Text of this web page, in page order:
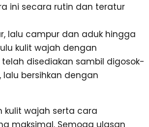
ini secara rutin dan teratur
lalu campur dan aduk hingga
kulit wajah dengan
disediakan sambil digosok-
lalu bersihkan dengan
kulit wajah serta cara
maksimal. Semoga ulasan